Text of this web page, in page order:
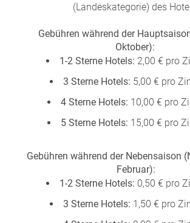
(Landeskategorie) des
Gebühren während der
Oktober):
1-2 Sterne Hotels: 2,00 € pro
3 Sterne Hotels: 5,00 € pro
4 Sterne Hotels: 10,00 € pro
5 Sterne Hotels: 15,00 € pro
Gebühren während der Nebensaison
Februar):
1-2 Sterne Hotels: 0,50 € pro
3 Sterne Hotels: 1,50 € pro